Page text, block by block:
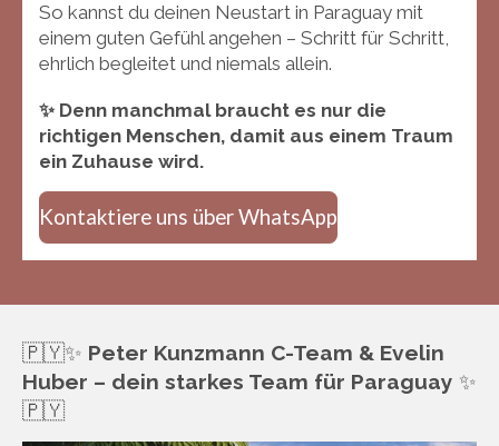
So kannst du deinen Neustart in Paraguay mit
einem guten Gefühl angehen – Schritt für Schritt,
ehrlich begleitet und niemals allein.
✨ Denn manchmal braucht es nur die
richtigen Menschen, damit aus einem Traum
ein Zuhause wird.
Kontaktiere uns über WhatsApp
🇵🇾✨ Peter Kunzmann C-Team & Evelin
Huber – dein starkes Team für Paraguay ✨
🇵🇾